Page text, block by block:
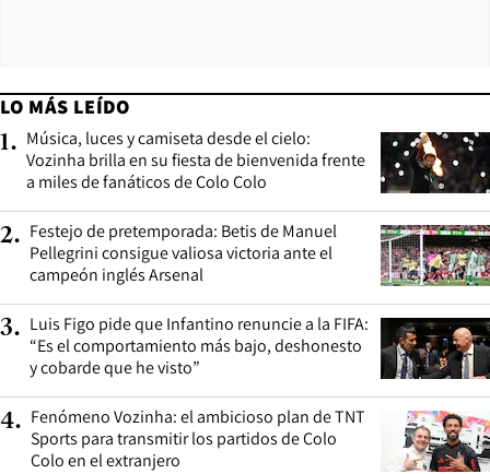
LO MÁS LEÍDO
1. Música, luces y camiseta desde el cielo:
Vozinha brilla en su fiesta de bienvenida frente
a miles de fanáticos de Colo Colo
2. Festejo de pretemporada: Betis de Manuel
Pellegrini consigue valiosa victoria ante el
campeón inglés Arsenal
3. Luis Figo pide que Infantino renuncie a la FIFA:
“Es el comportamiento más bajo, deshonesto
y cobarde que he visto”
4. Fenómeno Vozinha: el ambicioso plan de TNT
Sports para transmitir los partidos de Colo
Colo en el extranjero